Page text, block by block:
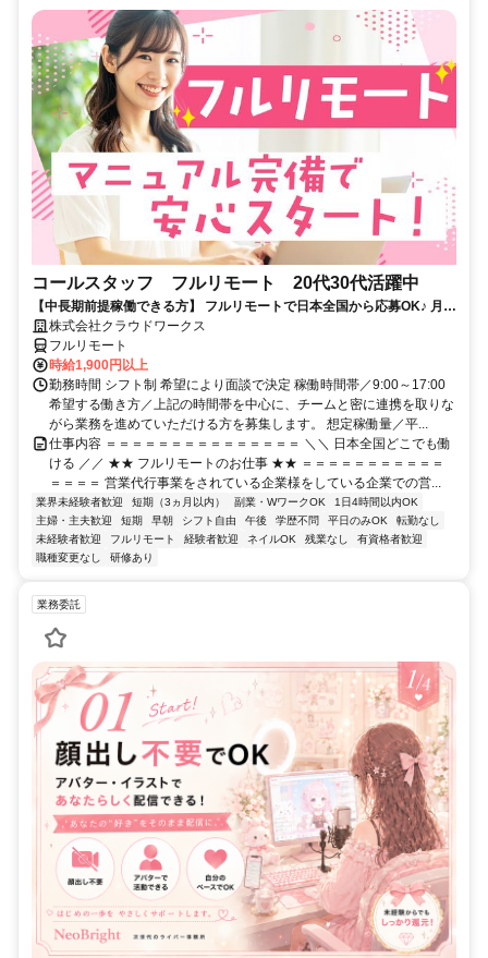
コールスタッフ フルリモート 20代30代活躍中
【中長期前提稼働できる方】 フルリモートで日本全国から応募OK♪ 月稼
働80時間で安定収入！
株式会社クラウドワークス
フルリモート
時給1,900円以上
勤務時間 シフト制 希望により面談で決定 稼働時間帯／9:00～17:00
希望する働き方／上記の時間帯を中心に、チームと密に連携を取りな
がら業務を進めていただける方を募集します。 想定稼働量／平...
仕事内容 ＝＝＝＝＝＝＝＝＝＝＝＝＝＝＝ ＼＼ 日本全国どこでも働
ける ／／ ★★ フルリモートのお仕事 ★★ ＝＝＝＝＝＝＝＝＝＝＝
＝＝＝＝ 営業代行事業をされている企業様をしている企業での営...
業界未経験者歓迎 短期（3ヵ月以内） 副業・WワークOK
1日4時間以内OK
主婦・主夫歓迎
短期 早朝 シフト自由 午後 学歴不問 平日のみOK
転勤なし
未経験者歓迎
フルリモート 経験者歓迎 ネイルOK 残業なし
有資格者歓迎
職種変更なし
研修あり
業務委託